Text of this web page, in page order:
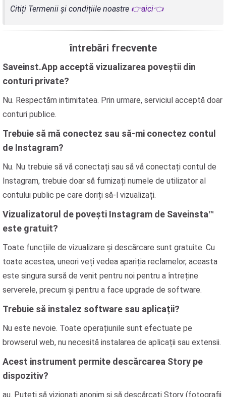
Citiți Termenii și condițiile noastre 👉aici👈
întrebări frecvente
Saveinst.App acceptă vizualizarea poveștii din
conturi private?
Nu. Respectăm intimitatea. Prin urmare, serviciul acceptă doar
conturi publice.
Trebuie să mă conectez sau să-mi conectez contul
de Instagram?
Nu. Nu trebuie să vă conectați sau să vă conectați contul de
Instagram, trebuie doar să furnizați numele de utilizator al
contului public pe care doriți să-l vizualizați.
Vizualizatorul de povești Instagram de Saveinsta™
este gratuit?
Toate funcțiile de vizualizare și descărcare sunt gratuite. Cu
toate acestea, uneori veți vedea apariția reclamelor, aceasta
este singura sursă de venit pentru noi pentru a întreține
serverele, precum și pentru a face upgrade de software.
Trebuie să instalez software sau aplicații?
Nu este nevoie. Toate operațiunile sunt efectuate pe
browserul web, nu necesită instalarea de aplicații sau extensii.
Acest instrument permite descărcarea Story pe
dispozitiv?
au. Puteți să vizionați anonim și să descărcați Story (fotografii